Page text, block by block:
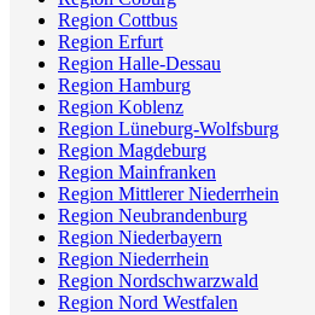
Region Cottbus
Region Erfurt
Region Halle-Dessau
Region Hamburg
Region Koblenz
Region Lüneburg-Wolfsburg
Region Magdeburg
Region Mainfranken
Region Mittlerer Niederrhein
Region Neubrandenburg
Region Niederbayern
Region Niederrhein
Region Nordschwarzwald
Region Nord Westfalen